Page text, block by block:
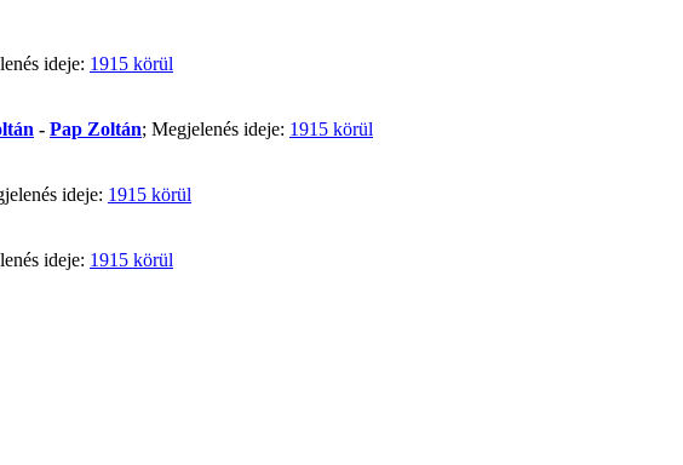
ideje: 1915 körül
- Pap Zoltán; Megjelenés ideje: 1915 körül
ideje: 1915 körül
ideje: 1915 körül